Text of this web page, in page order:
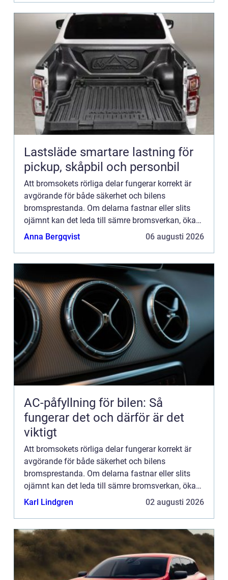
Lastsläde smartare lastning för
pickup, skåpbil och personbil
Att bromsokets rörliga delar fungerar korrekt är
avgörande för både säkerhet och bilens
bromsprestanda. Om delarna fastnar eller slits
ojämnt kan det leda till sämre bromsverkan, ökad
däckslitage och...
Anna Bergqvist 06 augusti 2026
AC-påfyllning för bilen: Så
fungerar det och därför är det
viktigt
Att bromsokets rörliga delar fungerar korrekt är
avgörande för både säkerhet och bilens
bromsprestanda. Om delarna fastnar eller slits
ojämnt kan det leda till sämre bromsverkan, ökad
däckslitage och...
Karl Lindgren 02 augusti 2026